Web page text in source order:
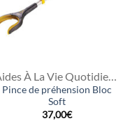
Aides À La Vie Quotidienne
Pince de préhension Bloc
Soft
37,00€